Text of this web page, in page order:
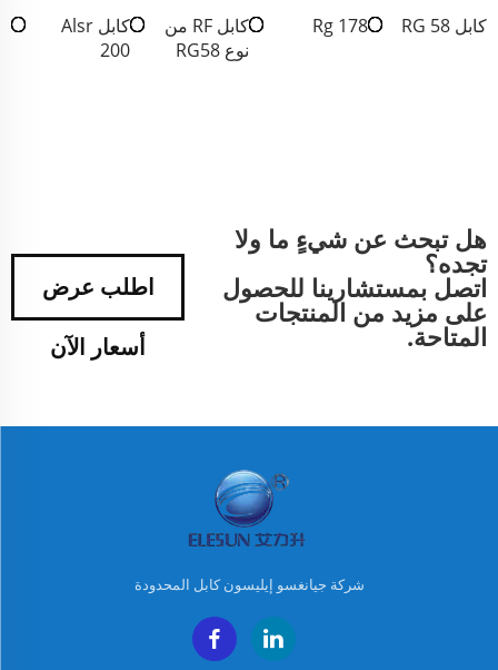
كابل RG 58 Rg 178
كابل RF من
نوع RG58
كابل Alsr
200
هل تبحث عن شيءٍ ما ولا
تجده؟
اتصل بمستشارينا للحصول
على مزيد من المنتجات
المتاحة.
اطلب عرض
أسعار الآن
شركة جيانغسو إيليسون كابل المحدودة